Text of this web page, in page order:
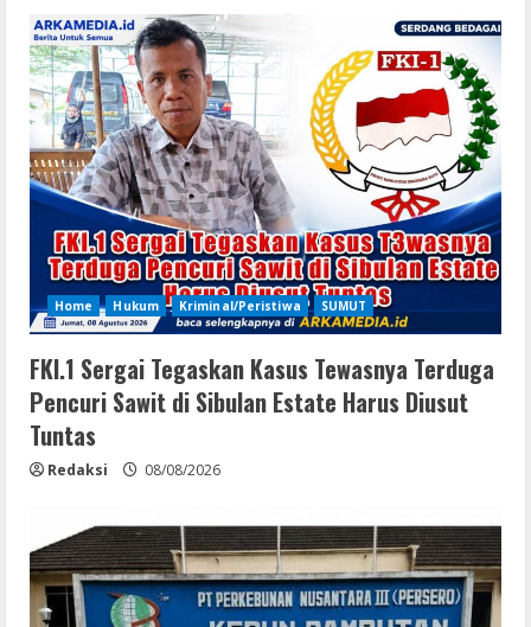
Home Hukum Kriminal/Peristiwa SUMUT
FKI.1 Sergai Tegaskan Kasus Tewasnya Terduga
Pencuri Sawit di Sibulan Estate Harus Diusut
Tuntas
Redaksi 08/08/2026